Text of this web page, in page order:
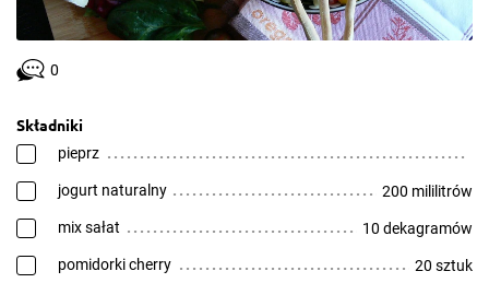
0
Składniki
pieprz
jogurt naturalny 200 mililitrów
mix sałat 10 dekagramów
pomidorki cherry 20 sztuk